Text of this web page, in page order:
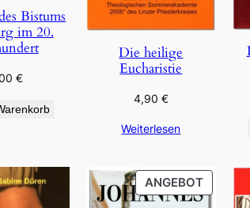
Bistums
im 20.
€
Die heilige
Eucharistie
4,90 €
Weiterlesen
ANGEBOT
IM